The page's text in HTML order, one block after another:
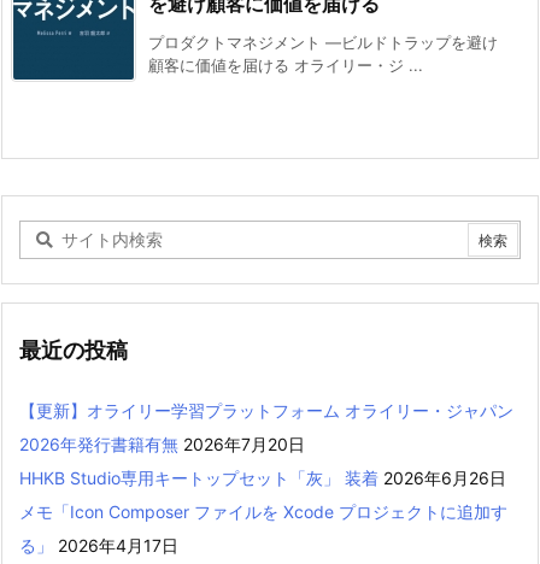
プロダクトマネジメント ―ビルドトラップを避け
顧客に価値を届ける オライリー・ジ ...
最近の投稿
【更新】オライリー学習プラットフォーム オライリー・ジャパン
2026年発行書籍有無 2026年7月20日
HHKB Studio専用キートップセット「灰」 装着 2026年6月26日
メモ「Icon Composer ファイルを Xcode プロジェクトに追加す
る」
2026年4月17日